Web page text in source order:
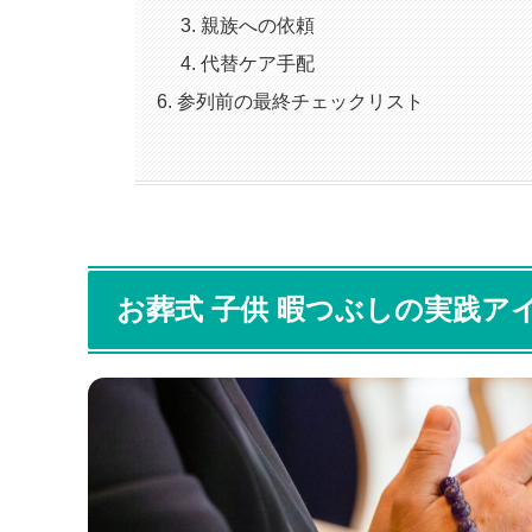
親族への依頼
代替ケア手配
参列前の最終チェックリスト
お葬式 子供 暇つぶしの実践ア